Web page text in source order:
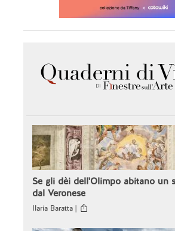
Se gli dèi dell'Olimpo abitano un
dal Veronese
Ilaria Baratta |